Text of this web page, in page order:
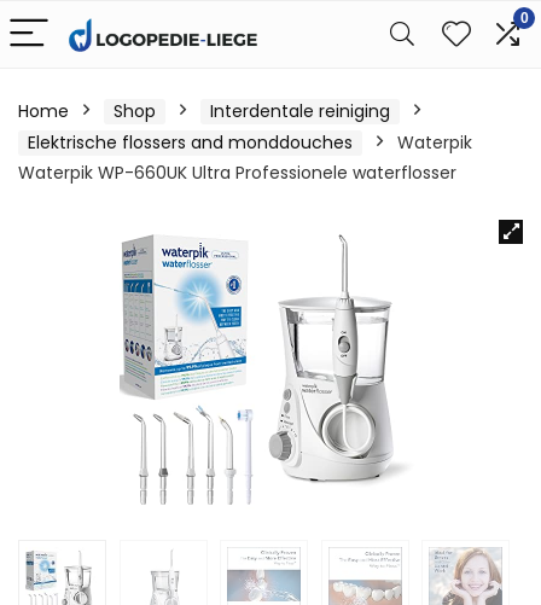
0
Home Shop
Interdentale reiniging
Elektrische flossers and monddouches
Waterpik
Waterpik WP-660UK Ultra Professionele waterflosser